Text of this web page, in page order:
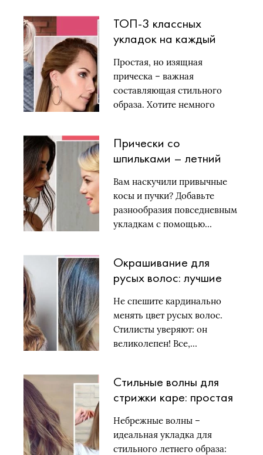
ТОП-3 классных
укладок на каждый
объема
Простая, но изящная
прическа – важная
составляющая стильного
образа. Хотите немного
Прически со
шпильками – летний
вариантов
Вам наскучили привычные
косы и пучки? Добавьте
разнообразия повседневным
укладкам с помощью…
Окрашивание для
русых волос: лучшие
Не спешите кардинально
менять цвет русых волос.
Стилисты уверяют: он
великолепен! Все,…
Стильные волны для
стрижки каре: простая
укладка для модниц
Небрежные волны –
идеальная укладка для
стильного летнего образа: